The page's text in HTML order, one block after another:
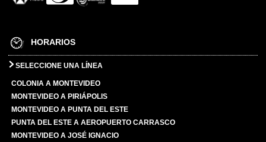
HORARIOS
SELECCIONE UNA LÍNEA
COLONIA A MONTEVIDEO
MONTEVIDEO A PIRIÁPOLIS
MONTEVIDEO A PUNTA DEL ESTE
PUNTA DEL ESTE A AEROPUERTO CARRASCO
MONTEVIDEO A JOSÉ IGNACIO